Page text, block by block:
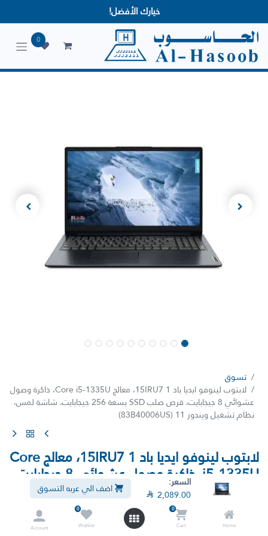
السعر:
 2,089.00 اضف الي عربه التسوق
Home
0
Cart
0
Wishlist
Account
خيارك الأفضل!
0
تسوق
لابتوب لينوفو ايديا باد 1 15IRU7، معالج Core i5-1335U، ذاكرة وصول
عشوائي 8 جيجابايت، قرص صلب SSD بسعة 256 جيجابايت، شاشة لمس،
نظام تشغيل ويندوز 11 (83B40006US)
لابتوب لينوفو ايديا باد 1 15IRU7، معالج Core
i5-1335U، ذاكرة وصول عشوائي 8 جيجابايت،
قرص صلب SSD بسعة 256 جيجابايت، شاشة
لمس، نظام تشغيل ويندوز 11